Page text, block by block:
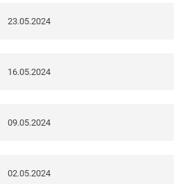
23.05.2024
16.05.2024
09.05.2024
02.05.2024